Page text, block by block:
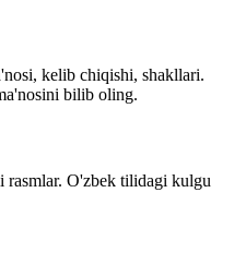
kelib chiqishi, shakllari.
bilib oling.
rasmlar. O'zbek tilidagi kulgu